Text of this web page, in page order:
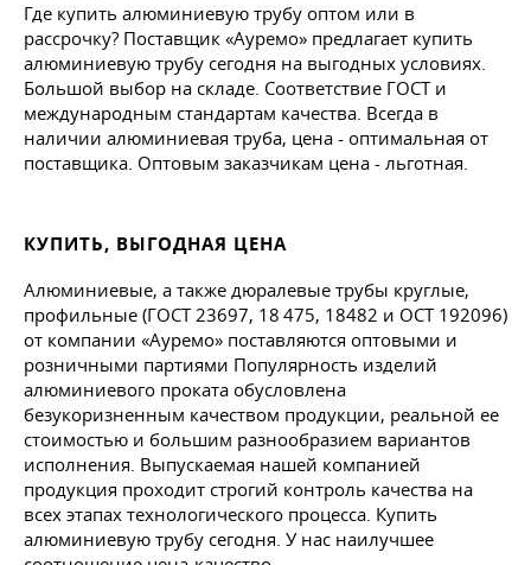
Где купить алюминиевую трубу оптом или в
рассрочку? Поставщик «Ауремо» предлагает купить
алюминиевую трубу сегодня на выгодных условиях.
Большой выбор на складе. Соответствие ГОСТ и
международным стандартам качества. Всегда в
наличии алюминиевая труба, цена - оптимальная от
поставщика. Оптовым заказчикам цена - льготная.
КУПИТЬ, ВЫГОДНАЯ ЦЕНА
Алюминиевые, а также дюралевые трубы круглые,
профильные (ГОСТ 23697, 18 475, 18482 и ОСТ 192096)
от компании «Ауремо» поставляются оптовыми и
розничными партиями Популярность изделий
алюминиевого проката обусловлена
безукоризненным качеством продукции, реальной ее
стоимостью и большим разнообразием вариантов
исполнения. Выпускаемая нашей компанией
продукция проходит строгий контроль качества на
всех этапах технологического процесса. Купить
алюминиевую трубу сегодня. У нас наилучшее